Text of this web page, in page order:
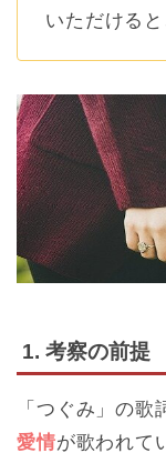
いただける
1. 考察の前提
「つぐみ」の
愛情が歌われて